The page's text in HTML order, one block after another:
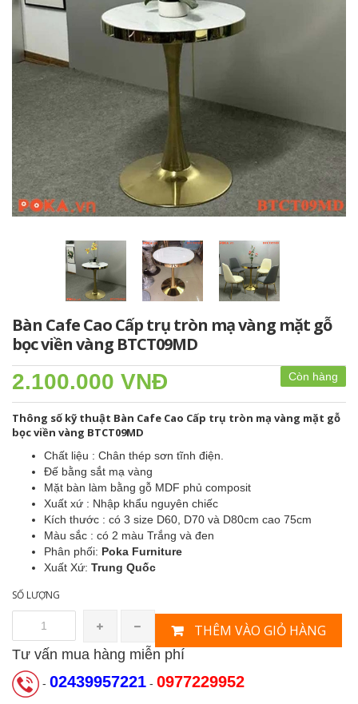
Bàn Cafe Cao Cấp trụ tròn mạ vàng mặt gỗ
bọc viền vàng BTCT09MD
Còn hàng
2.100.000 VNĐ
Thông số kỹ thuật Bàn Cafe Cao Cấp trụ tròn mạ vàng mặt gỗ
bọc viền vàng BTCT09MD
Chất liệu : Chân thép sơn tĩnh điện.
Đế bằng sắt mạ vàng
Mặt bàn làm bằng gỗ MDF phủ composit
Xuất xứ : Nhập khẩu nguyên chiếc
Kích thước : có 3 size D60, D70 và D80cm cao 75cm
Màu sắc : có 2 màu Trắng và đen
Phân phối: Poka Furniture
Xuất Xứ: Trung Quốc
SỐ LƯỢNG
THÊM VÀO GIỎ HÀNG
Tư vấn mua hàng miễn phí
- 02439957221 - 0977229952